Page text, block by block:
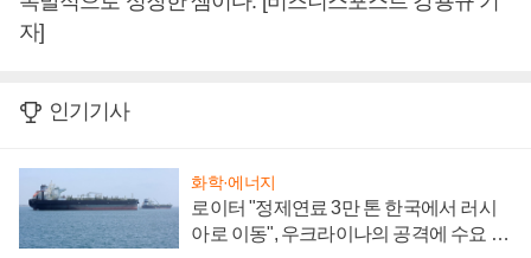
자]
인기기사
화학·에너지
로이터 "정제연료 3만 톤 한국에서 러시
아로 이동", 우크라이나의 공격에 수요 늘